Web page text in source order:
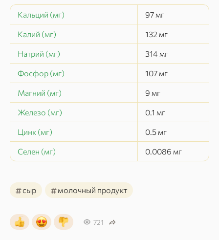
Кальций (мг) 97 мг
Калий (мг) 132 мг
Натрий (мг) 314 мг
Фосфор (мг) 107 мг
Магний (мг) 9 мг
Железо (мг) 0.1 мг
Цинк (мг) 0.5 мг
Селен (мг) 0.0086 мг
#сыр #молочный продукт
721